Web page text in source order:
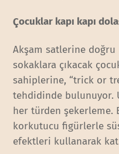
Çocuklar kapı kapı
Akşam satlerine
sokaklara çıkacak
sahiplerine, “trick or
tehdidinde bulunuyor.
her türden şekerleme.
korkutucu figürlerle
efektleri kullanarak